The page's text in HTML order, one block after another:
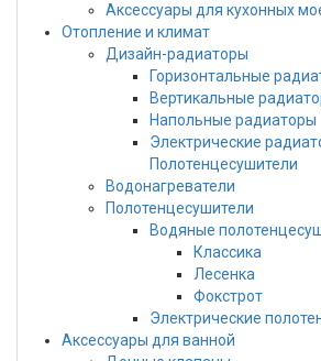
Аксессуары для кухонных
Отопление и климат
Дизайн-радиаторы
Горизонтальные
Вертикальные
Напольные радиаторы
Электрические
Полотенцесушители
Водонагреватели
Полотенцесушители
Водяные
Классика
Лесенка
Фокстрот
Электрические
Аксессуары для ванной